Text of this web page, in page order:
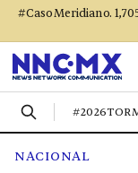
#CasoMeridiano.
NACIONAL